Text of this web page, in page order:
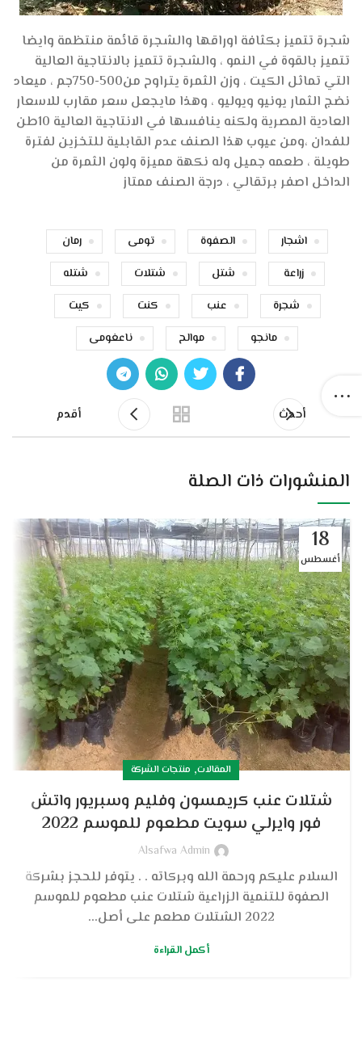
شجرة تتميز بكثافة اوراقها والشجرة قائمة منتظمة وايضا
تتميز بالقوة في النمو ، والشجرة تتميز بالانتاجية العالية
التي تماثل الكيت ، وزن الثمرة يتراوح من500-750جم ، ميعاد
نضج الثمار يونيو ويوليو ، وهذا مايجعل سعر مقارب للاسعار
العادية المصرية ولكنه ينافسها في الانتاجية العالية 10طن
للفدان ،ومن عيوب هذا الصنف عدم القابلية للتخزين لفترة
طويلة ، طعمه جميل وله نكهة مميزة ولون الثمرة من
الداخل اصفر برتقالي ، درجة الصنف ممتاز
اشجار الصفوة تومى
رمان
زراعة
شتل شتلات
شتله
شجرة
عنب كنت
كيت
مانجو
موالح ناعغومى
أحدث أقدم
المنشورات ذات الصلة
18
أغسطس
المقالات, منتجات الشركة
شتلات عنب كريمسون وفليم وسبريور واتش
فور وايرلي سويت مطعوم للموسم 2022
Alsafwa Admin
السلام عليكم ورحمة الله وبركاته . . يتوفر للحجز بشركة
الصفوة للتنمية الزراعية شتلات عنب مطعوم للموسم
2022 الشتلات مطعم على أصل...
أكمل القراءة